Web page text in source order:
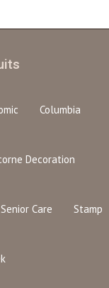
Columbia
Decoration
Senior Care Stamp